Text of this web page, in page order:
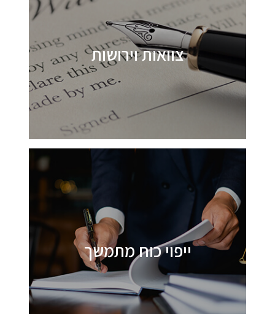
צוואות וירושות
ייפוי כוח מתמשך